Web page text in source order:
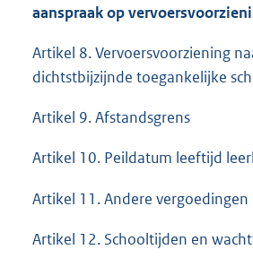
aanspraak op
Artikel 8. Vervoersvoorziening
dichtstbijzijnde toegankelijke
Artikel 9. Afstandsgrens
Artikel 10. Peildatum leeftijd
Artikel 11. Andere vergoedingen
Artikel 12. Schooltijden en